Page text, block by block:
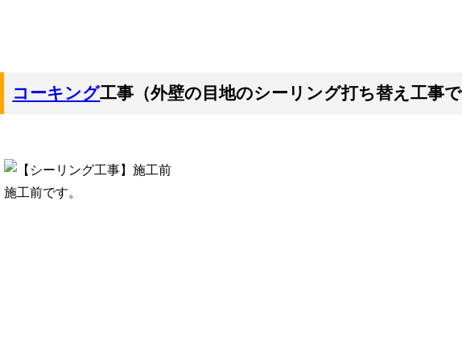
コーキング工事（外壁の目地のシーリング打ち替え工事
施工前です。